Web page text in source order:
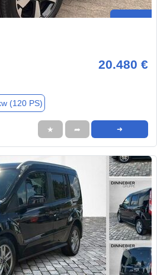
20.480 €
(120 PS)
★ ➦ ➜